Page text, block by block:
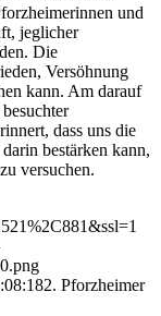
und
jeglicher
Die
Versöhnung
kann. Am darauf
dass uns die
bestärken kann,
versuchen.
2. Pforzheimer